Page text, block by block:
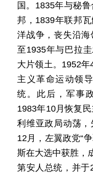
国。1835年与秘
邦，1839年联邦
洋战争，丧失沿
至1935年与巴拉
大片领土。1952
主义革命运动领
统。此后，军事
1983年10月恢复
利维亚政局动荡
12月，左翼政党“
斯在大选中获胜，
第安人总统，并于